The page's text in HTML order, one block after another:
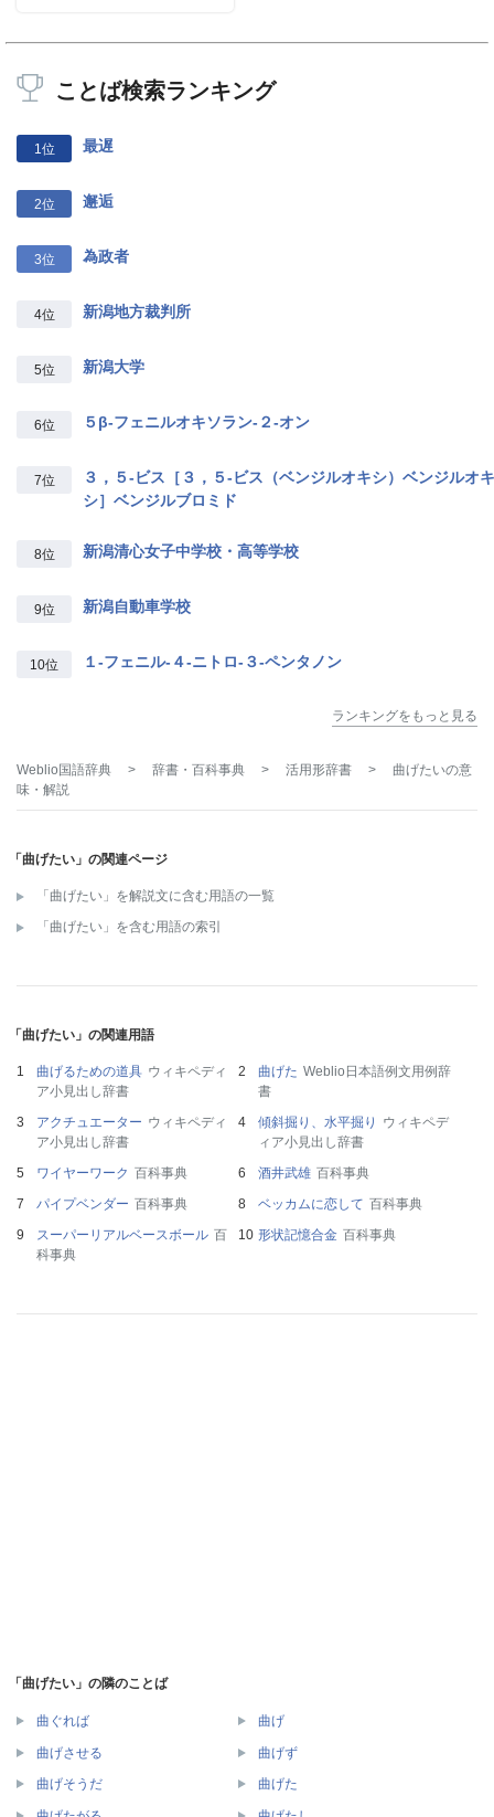
ことば検索ランキング
1位 最遅
2位 邂逅
3位 為政者
4位 新潟地方裁判所
5位 新潟大学
6位 ５β‐フェニルオキソラン‐２‐オン
7位
３，５‐ビス［３，５‐ビス（ベンジルオキシ）ベンジルオキ
シ］ベンジルブロミド
8位 新潟清心女子中学校・高等学校
9位 新潟自動車学校
10位 １‐フェニル‐４‐ニトロ‐３‐ペンタノン
ランキングをもっと見る
Weblio国語辞典 > 辞書・百科事典 > 活用形辞書 > 曲げたいの意
味・解説
「曲げたい」の関連ページ
「曲げたい」を解説文に含む用語の一覧
「曲げたい」を含む用語の索引
「曲げたい」の関連用語
曲げるための道具 ウィキペディ
ア小見出し辞書
曲げた Weblio日本語例文用例辞
書
アクチュエーター ウィキペディ
ア小見出し辞書
傾斜掘り、水平掘り
ウィキペデ
ィア小見出し辞書
ワイヤーワーク 百科事典 酒井武雄 百科事典
パイプベンダー 百科事典 ベッカムに恋して 百科事典
スーパーリアルベースボール 百
科事典
形状記憶合金 百科事典
「曲げたい」の隣のことば
曲ぐれば 曲げ
曲げさせる 曲げず
曲げそうだ 曲げた